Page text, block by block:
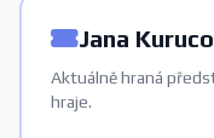
Jana
Aktuálně hraná
hraje.